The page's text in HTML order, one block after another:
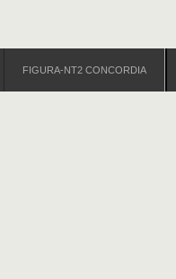
FIGURA-NT2 CONCORDIA